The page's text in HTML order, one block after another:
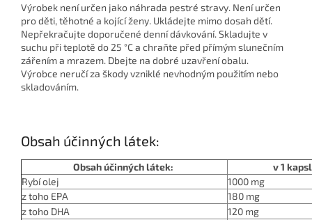
Výrobek není určen jako náhrada pestré stravy. Není určen
pro děti, těhotné a kojící ženy. Ukládejte mimo dosah dětí.
Nepřekračujte doporučené denní dávkování. Skladujte v
suchu při teplotě do 25 °C a chraňte před přímým slunečním
zářením a mrazem. Dbejte na dobré uzavření obalu.
Výrobce neručí za škody vzniklé nevhodným použitím nebo
skladováním.
Obsah účinných látek:
Obsah účinných látek:
v 1
Rybí olej
1000 mg
z toho EPA
180 mg
z toho DHA
120 mg